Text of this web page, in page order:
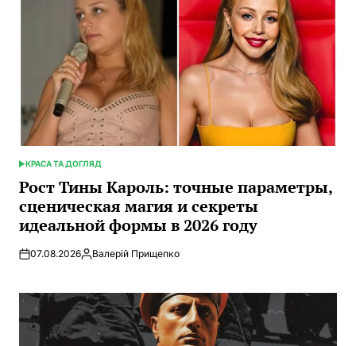
ОПУБЛИКОВАНО
В
КРАСА ТА ДОГЛЯД
Рост Тины Кароль: точные параметры,
сценическая магия и секреты
идеальной формы в 2026 году
07.08.2026Запись
Валерій Прищепко